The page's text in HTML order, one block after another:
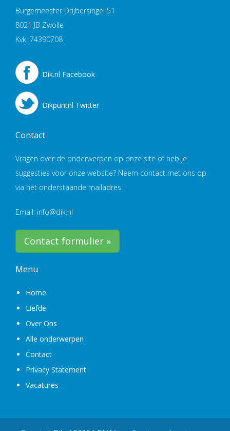
Burgemeester Drijbersingel 51
8021 JB Zwolle
Kvk: 74390708
Dik.nl Facebook
Dikpuntnl Twitter
Contact
Vragen over de onderwerpen op onze site of heb je
suggesties voor onze website? Neem contact met ons op
via het onderstaande mailadres.
Email: info@dik.nl
Contact formulier »
Menu
Home
Liefde
Over Ons
Alle onderwerpen
Contact
Privacy Statement
Vacatures